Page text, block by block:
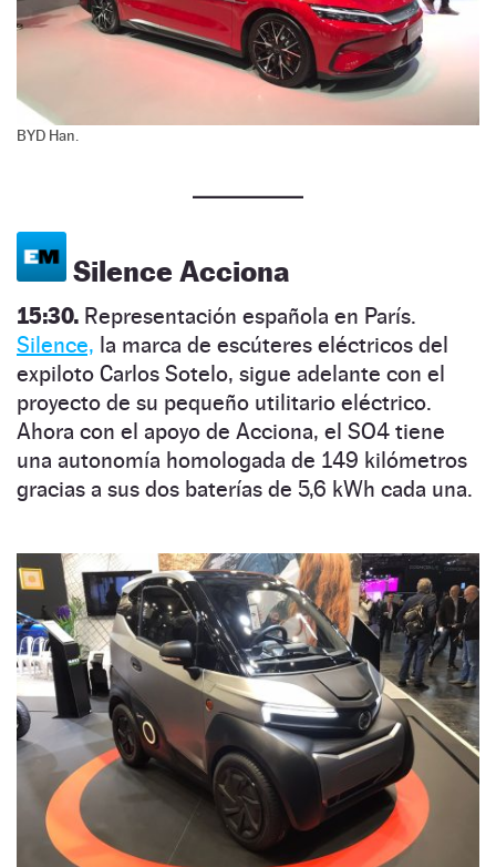
BYD Han.
Silence Acciona
15:30. Representación española en París.
Silence, la marca de escúteres eléctricos del
expiloto Carlos Sotelo, sigue adelante con el
proyecto de su pequeño utilitario eléctrico.
Ahora con el apoyo de Acciona, el SO4 tiene
una autonomía homologada de 149 kilómetros
gracias a sus dos baterías de 5,6 kWh cada una.